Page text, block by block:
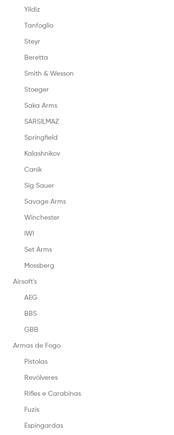
Yildiz
Tanfoglio
Steyr
Beretta
Smith & Wesson
Stoeger
Saka Arms
SARSILMAZ
Springfield
Kalashnikov
Canik
Sig Sauer
Savage Arms
Winchester
IWI
Set Arms
Mossberg
Airsoft's
AEG
BBS
GBB
Armas de Fogo
Pistolas
Revólveres
Rifles e Carabinas
Fuzis
Espingardas